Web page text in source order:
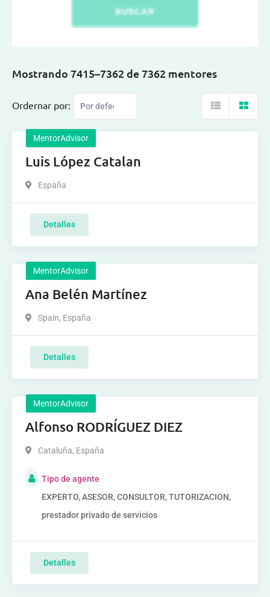
BUSCAR
Mostrando 7415–7362 de 7362 mentores
Ordernar por:
MentorAdvisor
Luis López Catalan
España
Detalles
MentorAdvisor
Ana Belén Martínez
Spain, España
Detalles
MentorAdvisor
Alfonso RODRÍGUEZ DIEZ
Cataluña, España
Tipo de agente
EXPERTO, ASESOR, CONSULTOR, TUTORIZACION,
prestador privado de servicios
Detalles